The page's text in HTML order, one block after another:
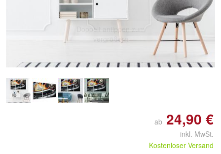
Doppelt antippen zum
vergrößern
ab 24,90 €
inkl. MwSt.
Kostenloser Versand